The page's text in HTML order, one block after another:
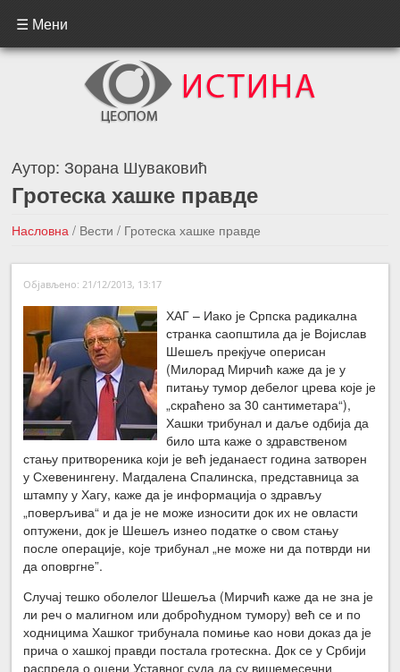
☰ Мени
Аутор: Зорана Шуваковић
Гротеска хашке правде
Насловна / Вести/ Гротеска хашке правде
←Претходна вест
Следећа вест →
Објављено: 21/12/2013, 13:17
ХАГ – Иако је Српска радикална
странка саопштила да је Војислав
Шешељ прекјуче оперисан
(Милорад Мирчић каже да је у
питању тумор дебелог црева које је
„скраћено за 30 сантиметара“),
Хашки трибунал и даље одбија да
било шта каже о здравственом
стању притвореника који је већ једанаест година затворен
у Схевенингену. Магдалена Спалинска, представница за
штампу у Хагу, каже да је информација о здрављу
„поверљива“ и да је не може износити док их не овласти
оптужени, док је Шешељ изнео податке о свом стању
после операције, које трибунал „не може ни да потврди ни
да оповргне”.
Случај тешко оболелог Шешеља (Мирчић каже да не зна је
ли реч о малигном или доброћудном тумору) већ се и по
ходницима Хашког трибунала помиње као нови доказ да је
прича о хашкој правди постала гротескна. Док се у Србији
распреда о оцени Уставног суда да су вишемесечни